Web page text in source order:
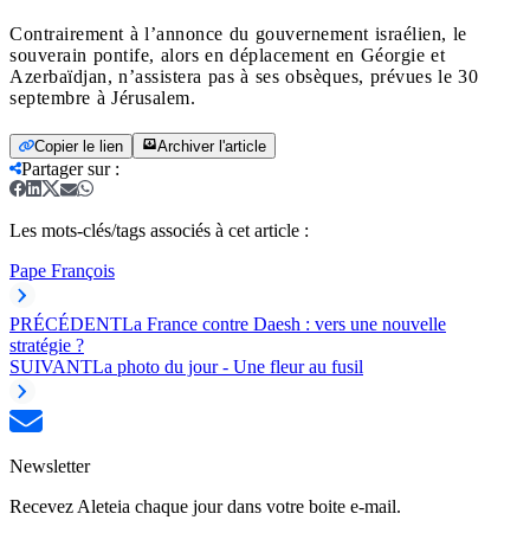
Contrairement à l’annonce du gouvernement israélien, le
souverain pontife, alors en déplacement en Géorgie et
Azerbaïdjan, n’assistera pas à ses obsèques, prévues le 30
septembre à Jérusalem.
Copier le lien Archiver l'article
Partager sur:
Les mots-clés/tags associés à cet article :
Pape François
PRÉCÉDENTLa France contre Daesh : vers une nouvelle
stratégie ?
SUIVANTLa photo du jour - Une fleur au fusil
Newsletter
Recevez Aleteia chaque jour dans votre boite e-mail.